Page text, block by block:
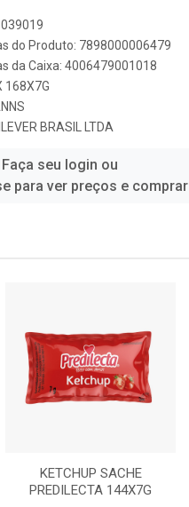
do Produto: 7898000006479
da Caixa: 4006479001018
168X7G
BRASIL LTDA
Faça seu login ou
para ver preços e comprar
KETCHUP SACHE
PREDILECTA 144X7G